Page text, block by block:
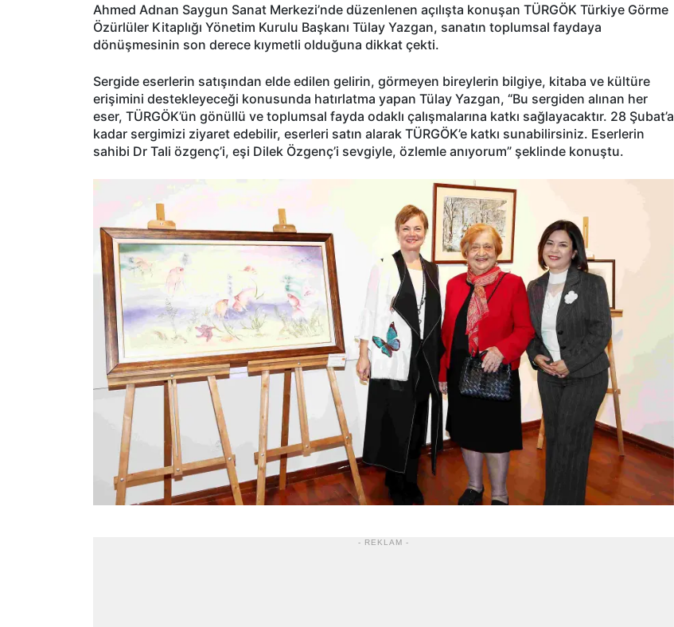
Ahmed Adnan Saygun Sanat Merkezi’nde düzenlenen açılışta konuşan TÜRGÖK Türkiye Görme
Özürlüler Kitaplığı Yönetim Kurulu Başkanı Tülay Yazgan, sanatın toplumsal faydaya
dönüşmesinin son derece kıymetli olduğuna dikkat çekti.
Sergide eserlerin satışından elde edilen gelirin, görmeyen bireylerin bilgiye, kitaba ve kültüre
erişimini destekleyeceği konusunda hatırlatma yapan Tülay Yazgan, “Bu sergiden alınan her
eser, TÜRGÖK’ün gönüllü ve toplumsal fayda odaklı çalışmalarına katkı sağlayacaktır. 28 Şubat’a
kadar sergimizi ziyaret edebilir, eserleri satın alarak TÜRGÖK’e katkı sunabilirsiniz. Eserlerin
sahibi Dr Tali özgenç’i, eşi Dilek Özgenç’i sevgiyle, özlemle anıyorum” şeklinde konuştu.
- REKLAM -